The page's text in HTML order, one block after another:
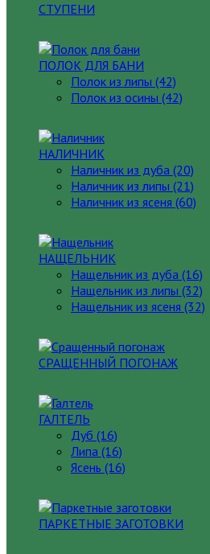
СТУПЕНИ
ПОЛОК ДЛЯ БАНИ
Полок из липы (42)
Полок из осины (42)
НАЛИЧНИК
Наличник из дуба (20)
Наличник из липы (21)
Наличник из ясеня (60)
НАЩЕЛЬНИК
Нащельник из дуба (16)
Нащельник из липы (32)
Нащельник из ясеня (32)
СРАЩЕННЫЙ ПОГОНАЖ
ГАЛТЕЛЬ
Дуб (16)
Липа (16)
Ясень (16)
ПАРКЕТНЫЕ ЗАГОТОВКИ